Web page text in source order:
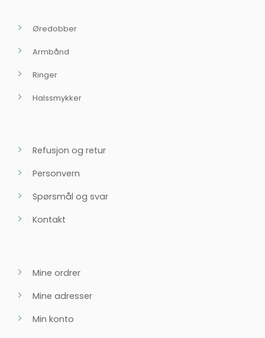
Øredobber
Armbånd
Ringer
Halssmykker
Refusjon og retur
Personvern
Spørsmål og svar
Kontakt
Mine ordrer
Mine adresser
Min konto